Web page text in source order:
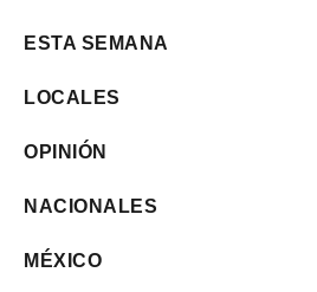
ESTA SEMANA
LOCALES
OPINIÓN
NACIONALES
MÉXICO